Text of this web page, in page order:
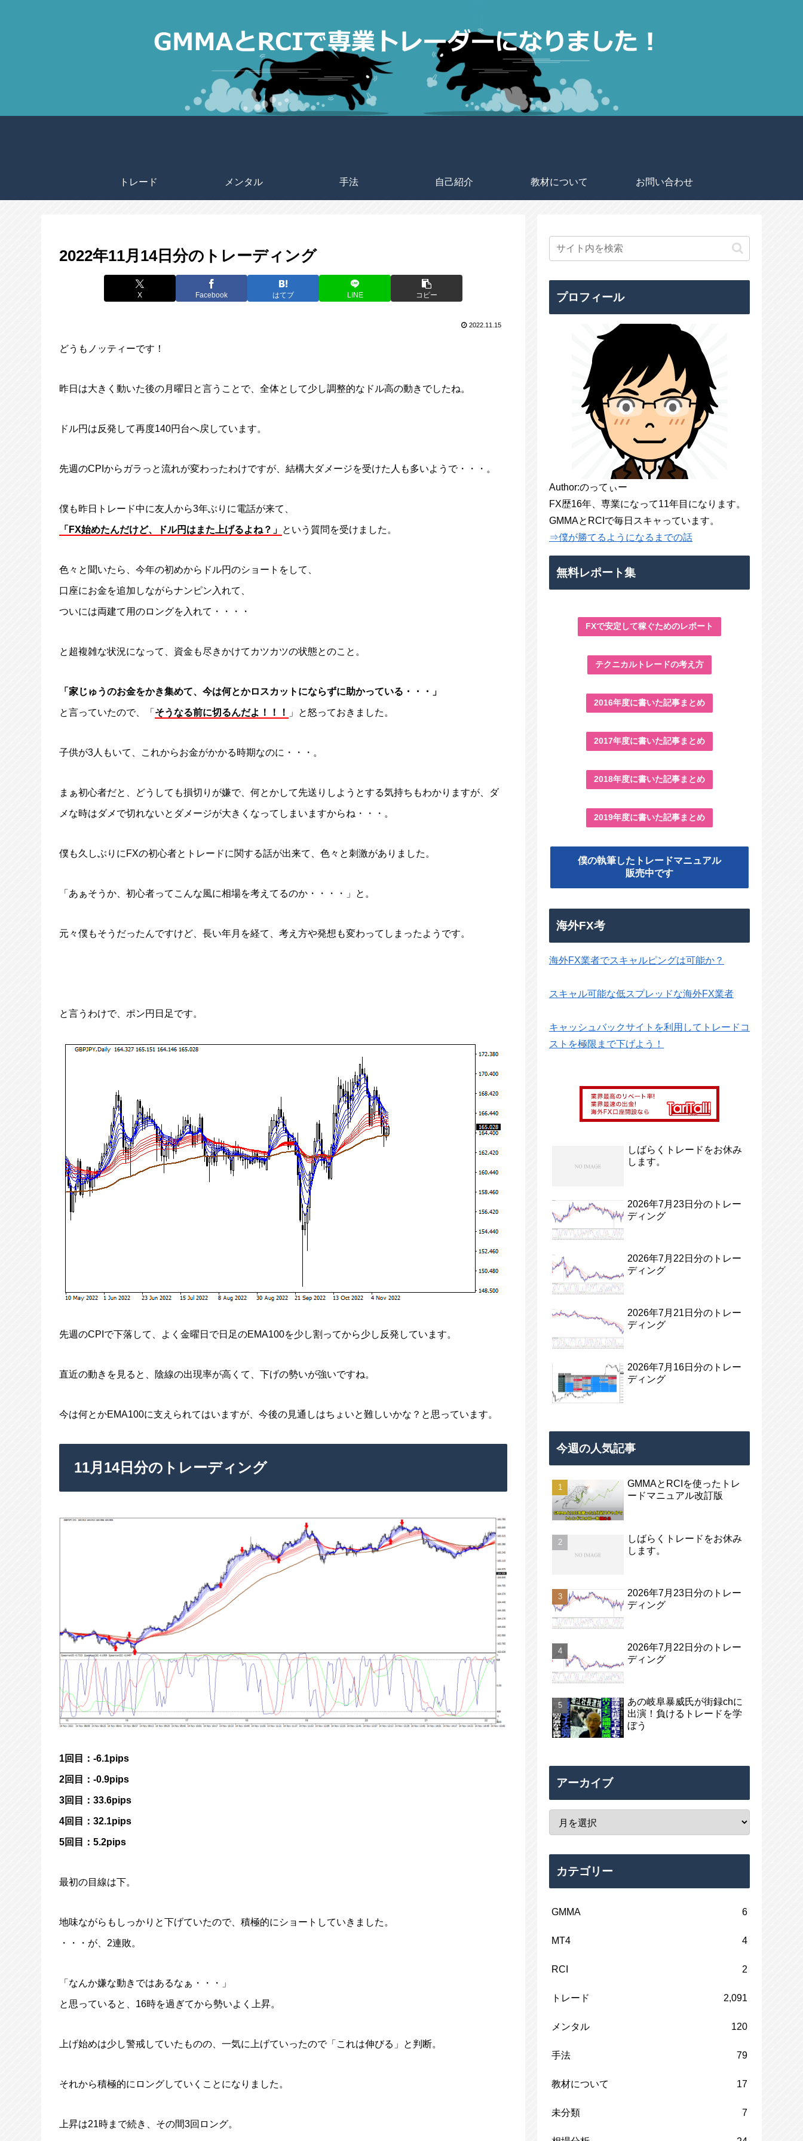
トレード メンタル 手法 自己紹介 教材について お問い合わせ
2022年11月14日分のトレーディング
X Facebook はてブ LINE コピー
2022.11.15
どうもノッティーです！
昨日は大きく動いた後の月曜日と言うことで、全体として少し調整的なドル高の動きでしたね。
ドル円は反発して再度140円台へ戻しています。
先週のCPIからガラっと流れが変わったわけですが、結構大ダメージを受けた人も多いようで・・・。
僕も昨日トレード中に友人から3年ぶりに電話が来て、
「FX始めたんだけど、ドル円はまた上げるよね？」 という質問を受けました。
色々と聞いたら、今年の初めからドル円のショートをして、
口座にお金を追加しながらナンピン入れて、
ついには両建て用のロングを入れて・・・・
と超複雑な状況になって、資金も尽きかけてカツカツの状態とのこと。
「家じゅうのお金をかき集めて、今は何とかロスカットにならずに助かっている・・・」
と言っていたので、「 そうなる前に切るんだよ！！！ 」と怒っておきました。
子供が3人もいて、これからお金がかかる時期なのに・・・。
まぁ初心者だと、どうしても損切りが嫌で、何とかして先送りしようとする気持ちもわかりますが、ダ
メな時はダメで切れないとダメージが大きくなってしまいますからね・・・。
僕も久しぶりにFXの初心者とトレードに関する話が出来て、色々と刺激がありました。
「あぁそうか、初心者ってこんな風に相場を考えてるのか・・・・」と。
元々僕もそうだったんですけど、長い年月を経て、考え方や発想も変わってしまったようです。
と言うわけで、ポン円日足です。
先週のCPIで下落して、よく金曜日で日足のEMA100を少し割ってから少し反発しています。
直近の動きを見ると、陰線の出現率が高くて、下げの勢いが強いですね。
今は何とかEMA100に支えられてはいますが、今後の見通しはちょいと難しいかな？と思っています。
11月14日分のトレーディング
1回目：-6.1pips
2回目：-0.9pips
3回目：33.6pips
4回目：32.1pips
5回目：5.2pips
最初の目線は下。
地味ながらもしっかりと下げていたので、積極的にショートしていきました。
・・・が、2連敗。
「なんか嫌な動きではあるなぁ・・・」
と思っていると、16時を過ぎてから勢いよく上昇。
上げ始めは少し警戒していたものの、一気に上げていったので「これは伸びる」と判断。
それから積極的にロングしていくことになりました。
上昇は21時まで続き、その間3回ロング。
プロフィール
Author:のってぃー
FX歴16年、専業になって11年目になります。
GMMAとRCIで毎日スキャっています。
⇒僕が勝てるようになるまでの話
無料レポート集
FXで安定して稼ぐためのレポート
テクニカルトレードの考え方
2016年度に書いた記事まとめ
2017年度に書いた記事まとめ
2018年度に書いた記事まとめ
2019年度に書いた記事まとめ
僕の執筆したトレードマニュアル
販売中です
海外FX考
海外FX業者でスキャルピングは可能か？
スキャル可能な低スプレッドな海外FX業者
キャッシュバックサイトを利用してトレードコ
ストを極限まで下げよう！
しばらくトレードをお休み
します。
2026年7月23日分のトレー
ディング
2026年7月22日分のトレー
ディング
2026年7月21日分のトレー
ディング
2026年7月16日分のトレー
ディング
今週の人気記事
GMMAとRCIを使ったトレ
ードマニュアル改訂版
しばらくトレードをお休み
します。
2026年7月23日分のトレー
ディング
2026年7月22日分のトレー
ディング
あの岐阜暴威氏が街録chに
出演！負けるトレードを学
ぼう
アーカイブ
カテゴリー
GMMA 6
MT4 4
RCI 2
トレード 2,091
メンタル 120
手法 79
教材について 17
未分類 7